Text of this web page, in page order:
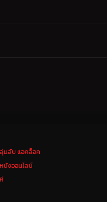
มลับ แอคล็อค
นังออนไลน์